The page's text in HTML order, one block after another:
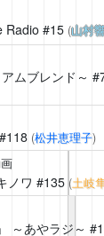
Radio#15 (山村
ムブレンド～
#118 (松井恵理子)
ノワ #135 (土岐
～あやラジ～